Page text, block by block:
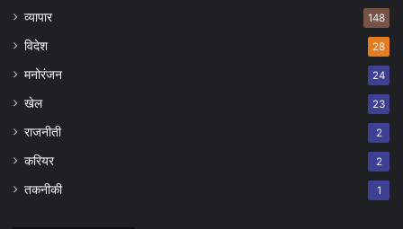
व्यापार 148
विदेश 28
मनोरंजन 24
खेल 23
राजनीती 2
करियर 2
तकनीकी 1